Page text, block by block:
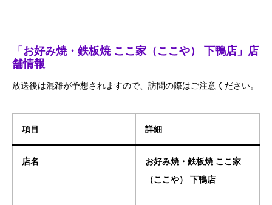
「 お好み焼・鉄板焼 ここ家（ここや） 下鴨店」店
舗情報
放送後は混雑が予想されますので、訪問の際はご注意ください。
項目 詳細
店名
お好み焼・鉄板焼 ここ家
（ここや） 下鴨店